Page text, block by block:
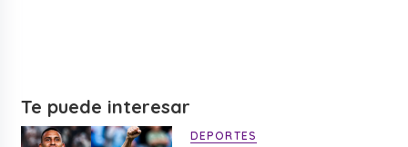
Te puede interesar
DEPORTES